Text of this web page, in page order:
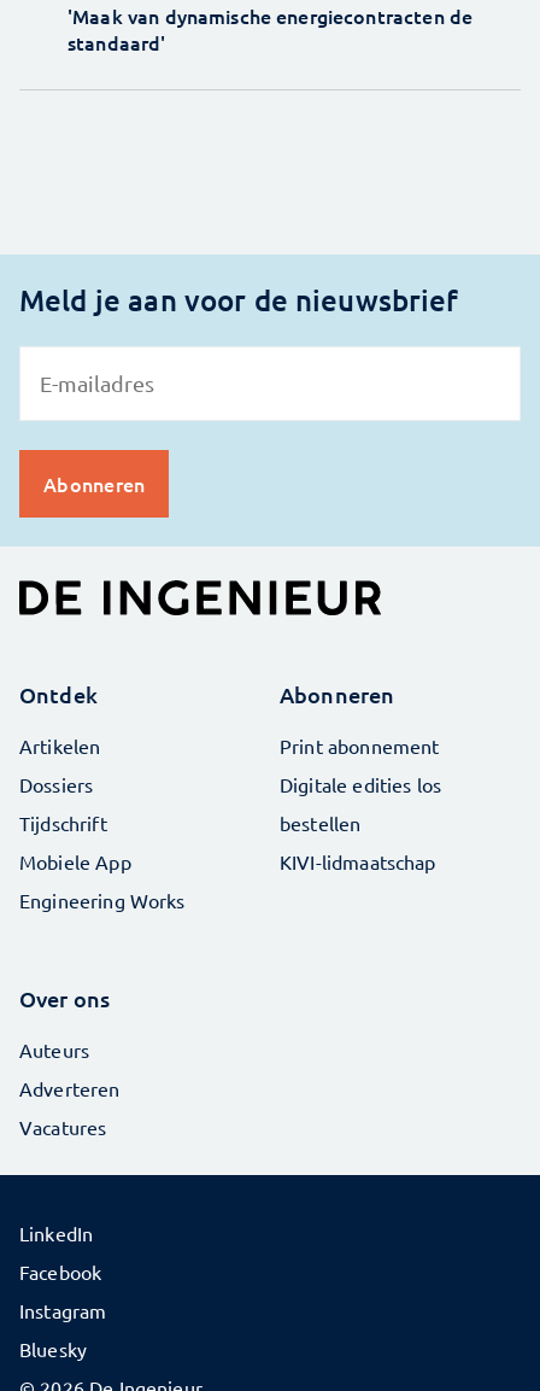
'Maak van dynamische energiecontracten de
standaard'
Meld je aan voor de nieuwsbrief
Ontdek
Artikelen
Dossiers
Tijdschrift
Mobiele App
Engineering Works
Abonneren
Print abonnement
Digitale edities los
bestellen
KIVI-lidmaatschap
Over ons
Auteurs
Adverteren
Vacatures
LinkedIn
Facebook
Instagram
Bluesky